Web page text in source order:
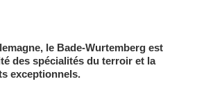
le Bade-Wurtemberg est
des spécialités du terroir et la
exceptionnels.